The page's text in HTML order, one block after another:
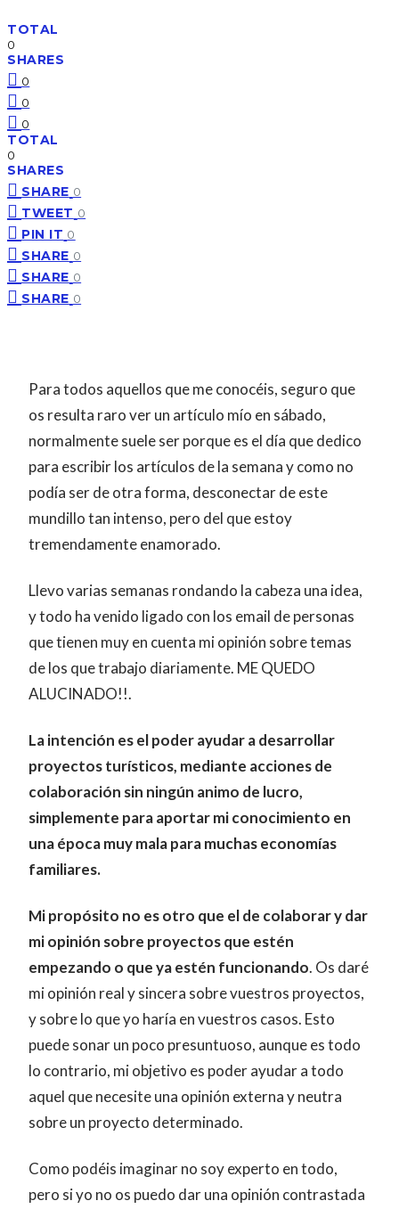
TOTAL
0
SHARES
0
0
0
TOTAL
0
SHARES
SHARE 0
TWEET 0
PIN IT 0
SHARE 0
SHARE 0
SHARE 0
Para todos aquellos que me conocéis, seguro que
os resulta raro ver un artículo mío en sábado,
normalmente suele ser porque es el día que dedico
para escribir los artículos de la semana y como no
podía ser de otra forma, desconectar de este
mundillo tan intenso, pero del que estoy
tremendamente enamorado.
Llevo varias semanas rondando la cabeza una idea,
y todo ha venido ligado con los email de personas
que tienen muy en cuenta mi opinión sobre temas
de los que trabajo diariamente. ME QUEDO
ALUCINADO!!.
La intención es el poder ayudar a desarrollar
proyectos turísticos, mediante acciones de
colaboración sin ningún animo de lucro,
simplemente para aportar mi conocimiento en
una época muy mala para muchas economías
familiares.
Mi propósito no es otro que el de colaborar y dar
mi opinión sobre proyectos que estén
empezando o que ya estén funcionando. Os daré
mi opinión real y sincera sobre vuestros proyectos,
y sobre lo que yo haría en vuestros casos. Esto
puede sonar un poco presuntuoso, aunque es todo
lo contrario, mi objetivo es poder ayudar a todo
aquel que necesite una opinión externa y neutra
sobre un proyecto determinado.
Como podéis imaginar no soy experto en todo,
pero si yo no os puedo dar una opinión contrastada